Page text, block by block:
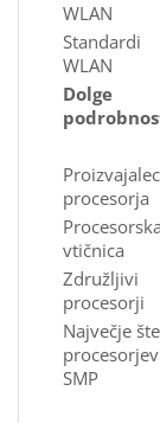
WLAN
Standardi
WLAN
Dolge
Proizvajalec
procesorja
Procesorska
vtičnica
Združljivi
procesorji
Največje
procesorjev
SMP